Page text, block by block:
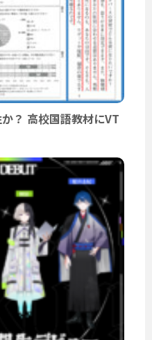
？ 高校国語教材にVT